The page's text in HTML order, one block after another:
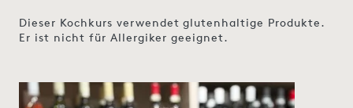
Dieser Kochkurs verwendet glutenhaltige Produkte.
Er ist nicht für Allergiker geeignet.